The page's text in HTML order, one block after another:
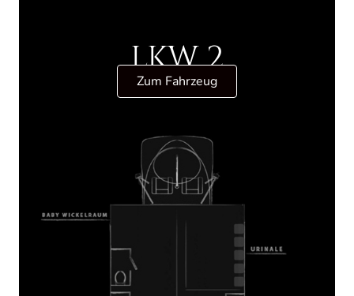
LKW 2
Zum Fahrzeug